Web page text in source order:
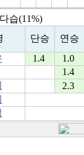
습(11%)
단승
연승
1.4
1.0
1.4
2.3